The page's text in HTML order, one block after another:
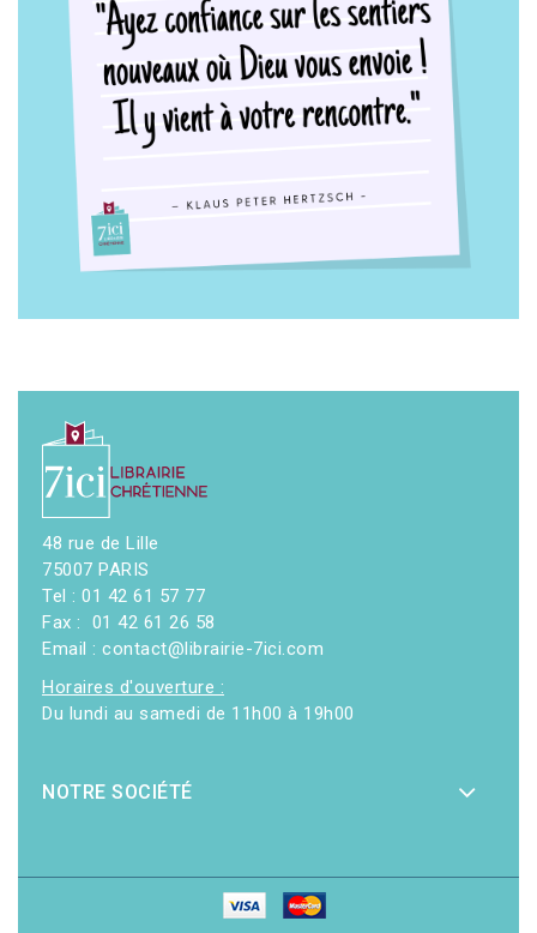
48 rue de Lille
75007 PARIS
Tel : 01 42 61 57 77
Fax : 01 42 61 26 58
Email : contact@librairie-7ici.com
Horaires d'ouverture :
Du lundi au samedi de 11h00 à 19h00
NOTRE SOCIÉTÉ